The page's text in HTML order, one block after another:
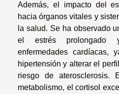
Además, el impacto del
hacia órganos vitales y
la salud. Se ha observado
el estrés
enfermedades cardíacas,
hipertensión y alterar el
riesgo de aterosclerosis.
metabolismo, el cortisol